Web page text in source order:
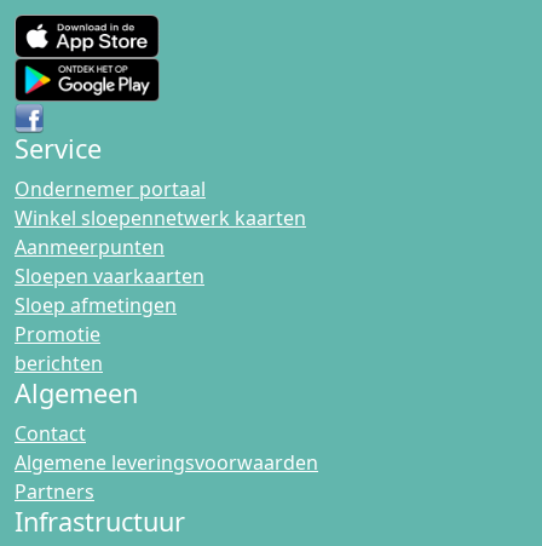
Service
Ondernemer portaal
Winkel sloepennetwerk kaarten
Aanmeerpunten
Sloepen vaarkaarten
Sloep afmetingen
Promotie
berichten
Algemeen
Contact
Algemene leveringsvoorwaarden
Partners
Infrastructuur